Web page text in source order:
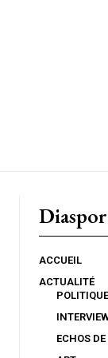
ACCUEIL
ACTUALITÉ
POLITIQUE
ECHOS